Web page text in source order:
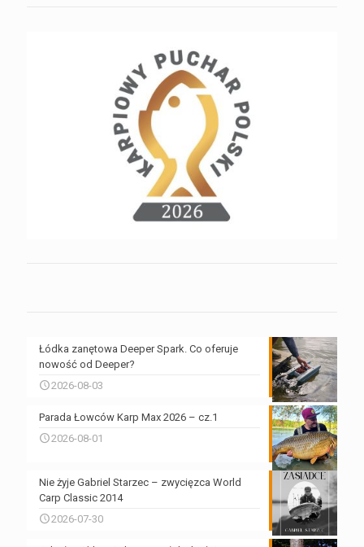
Łódka zanętowa Deeper Spark. Co oferuje
nowość od Deeper?
2026-08-03
Parada Łowców Karp Max 2026 – cz.1
2026-08-01
Nie żyje Gabriel Starzec – zwycięzca World
Carp Classic 2014
2026-07-30